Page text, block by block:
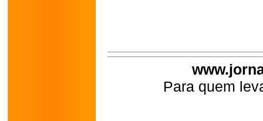
Para quem